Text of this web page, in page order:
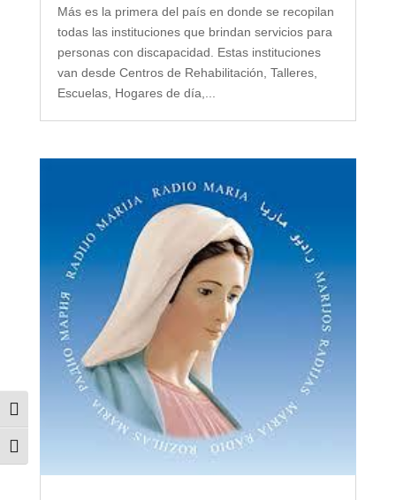
Alternar alto contraste
Alternar tamaño de letra
Más es la primera del país en donde se recopilan
todas las instituciones que brindan servicios para
personas con discapacidad. Estas instituciones
van desde Centros de Rehabilitación, Talleres,
Escuelas, Hogares de día,...